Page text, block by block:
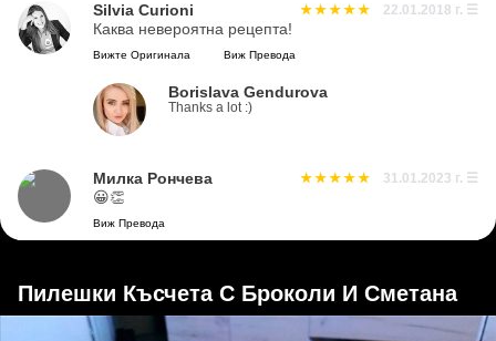
Silvia Curioni 22.01.2018 г. ☰
Каква невероятна рецепта!
Вижте Оригинала Виж Превода
Borislava Gendurova
Thanks a lot :)
Милка Рончева 31.01.2023 г. ☰
😀👏
Виж Превода
Пилешки Късчета С Броколи И Сметана